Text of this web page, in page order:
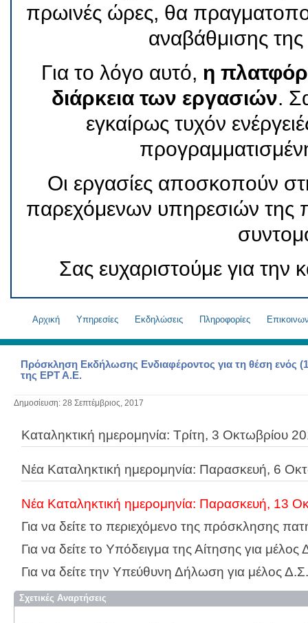
πρωινές ώρες, θα
αναβάθμισης
Για το λόγο αυτό, η
διάρκεια των εργασιών.
εγκαίρως τυχόν
Οι εργασίες αποσκοπούν
παρεχόμενων υπηρεσιών της
Σας ευχαριστούμε για την
Aρχική Υπηρεσίες Εκδηλώσεις Πληροφορίες
Πρόσκληση Εκδήλωσης Ενδιαφέροντος για τη θέση ενός
της ΕΡΤ Α.Ε.
Δημοσίευση: 28 Σεπτέμβριος, 2017
Kαταληκτική ημερομηνία: Τρίτη, 3 Οκτωβρίου
Νέα Kαταληκτική ημερομηνία: Παρασκευή, 6
Νέα Kαταληκτική ημερομηνία: Παρασκευή, 13
Για να δείτε το περιεχόμενο της πρόσκλησης
Για να δείτε το Υπόδειγμα της Αίτησης για
Για να δείτε την Υπεύθυνη Δήλωση για μέλος
Σχετικές Αναρτήσεις